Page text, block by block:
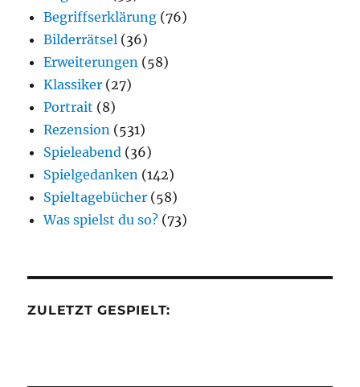
Begriffserklärung (76)
Bilderrätsel (36)
Erweiterungen (58)
Klassiker (27)
Portrait (8)
Rezension (531)
Spieleabend (36)
Spielgedanken (142)
Spieltagebücher (58)
Was spielst du so? (73)
ZULETZT GESPIELT: